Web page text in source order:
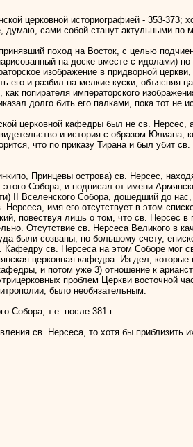
церковной историографией - 353-373;
думаю, сами собой станут актульными по
поход на Восток, с целью
на доске вместе с идолами) по
изображение в придворной
его и разбил на мелкие куски, объясняя
попирателя императорского
долго бить его палками, пока тот не
церковной кафедры был не св.
и история с образом Юлиана,
что по приказу Тирана и был убит
Принцевы острова) св. Нерсес,
Собора, и подписал от имени
II Вселенского Собора, дошедший до нас,
имя его отсутствует в этом
повествуя лишь о том, что св. Нерсес
Отсутствие св. Нерсеса Великого в
были созваны, по большому счету,
Кафедру св. Нерсеса на этом Соборе мог
церковная кафедра. Из дел,
и потом уже 3) отношение к
проблем Церкви восточной
было необязательным.
Собора, т.е. после 381 г.
св. Нерсеса, то хотя бы приблизить